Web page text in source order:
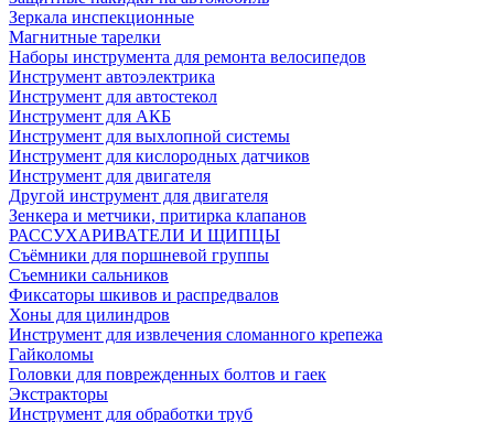
Зеркала инспекционные
Магнитные тарелки
Наборы инструмента для ремонта велосипедов
Инструмент автоэлектрика
Инструмент для автостекол
Инструмент для АКБ
Инструмент для выхлопной системы
Инструмент для кислородных датчиков
Инструмент для двигателя
Другой инструмент для двигателя
Зенкера и метчики, притирка клапанов
РАССУХАРИВАТЕЛИ И ЩИПЦЫ
Съёмники для поршневой группы
Съемники сальников
Фиксаторы шкивов и распредвалов
Хоны для цилиндров
Инструмент для извлечения сломанного крепежа
Гайколомы
Головки для поврежденных болтов и гаек
Экстракторы
Инструмент для обработки труб